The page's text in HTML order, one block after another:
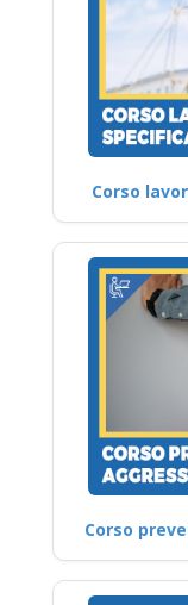
Corso
Corso